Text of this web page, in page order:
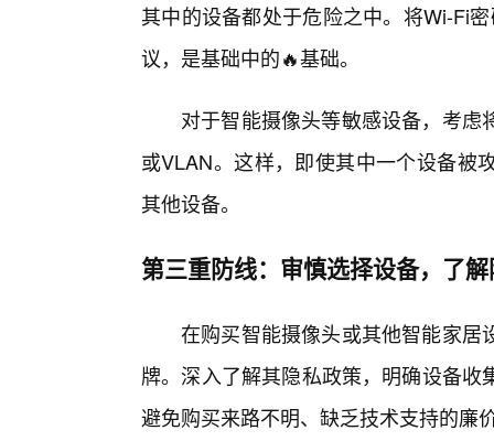
其中的设备都处于危险之中。将Wi-Fi
议，是基础中的🔥基础。
对于智能摄像头等敏感设备，考
或VLAN。这样，即使其中一个设备被
其他设备。
第三重防线：审慎选择设备，了
在购买智能摄像头或其他智能家居
牌。深入了解其隐私政策，明确设备
避免购买来路不明、缺乏技术支持的廉